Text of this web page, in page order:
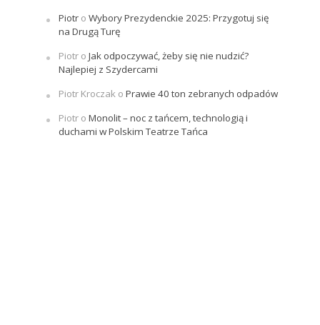
Piotro Wybory Prezydenckie 2025: Przygotuj się
na Drugą Turę
Piotro Jak odpoczywać, żeby się nie nudzić?
Najlepiej z Szydercami
Piotr Kroczako Prawie 40 ton zebranych odpadów
Piotro Monolit – noc z tańcem, technologią i
duchami w Polskim Teatrze Tańca